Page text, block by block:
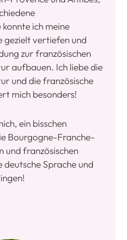
konnte ich meine
gezielt vertiefen und
zur französischen
aufbauen. Ich liebe die
und die französische
mich besonders!
ein bisschen
Bourgogne-Franche-
und französischen
deutsche Sprache und